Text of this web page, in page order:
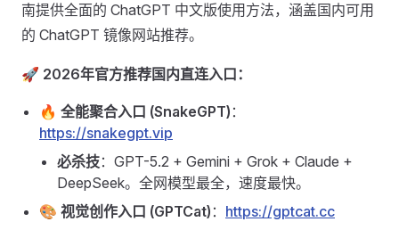
南提供全面的 ChatGPT 中文版使用方法，涵盖国内可用
的 ChatGPT 镜像网站推荐。
🚀 2026年官方推荐国内直连入口：
🔥 全能聚合入口 (SnakeGPT) ：
https://snakegpt.vip
必杀技：GPT-5.2 + Gemini + Grok + Claude +
DeepSeek。全网模型最全，速度最快。
🎨 视觉创作入口 (GPTCat) ： https://gptcat.cc